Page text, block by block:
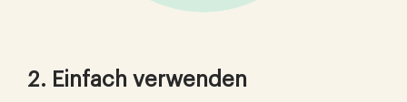
2. Einfach verwenden